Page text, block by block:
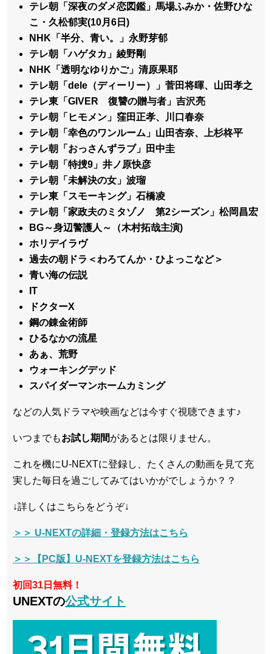
テレ朝「深夜のダメ恋図鑑」馬場ふみか・佐野ひな
こ・久松郁実(10月6日)
NHK「半分、青い。」永野芽郁
テレ朝「ハゲタカ」綾野剛
NHK「透明なゆりかご」清原果耶
テレ朝「dele（ディーリー）」菅田将暉、山田孝之
テレ東「GIVER 復讐の贈与者」吉沢亮
テレ朝「ヒモメン」窪田正孝、川口春奈
テレ朝「幸色のワンルーム」山田杏奈、上杉柊平
テレ朝「おっさんずラブ」田中圭
テレ朝「特捜9」井ノ原快彦
テレ朝「未解決の女」波瑠
テレ東「スモーキング」石橋凌
テレ朝「家政夫のミタゾノ 第2シーズン」松岡昌宏
BG～身辺警護人～（木村拓哉主演)
ホリデイラヴ
過去の朝ドラ＜わろてんか・ひよっこなど＞
青い海の伝説
IT
ドクターX
鋼の錬金術師
ひるなかの流星
あぁ、荒野
ウォーキングデッド
スパイダーマンホームカミング
などの人気ドラマや映画などは今すぐ視聴できます♪
いつまでもお試し期間があるとは限りません。
これを機にU-NEXTに登録し、たくさんの動画を見て充
実した毎日を過ごしてみてはいかがでしょうか？？
↓詳しくはこちらをどうぞ↓
＞＞ U-NEXTの詳細・登録方法はこちら
＞＞【PC版】U-NEXTを登録方法はこちら
初回31日無料！
UNEXTの公式サイト